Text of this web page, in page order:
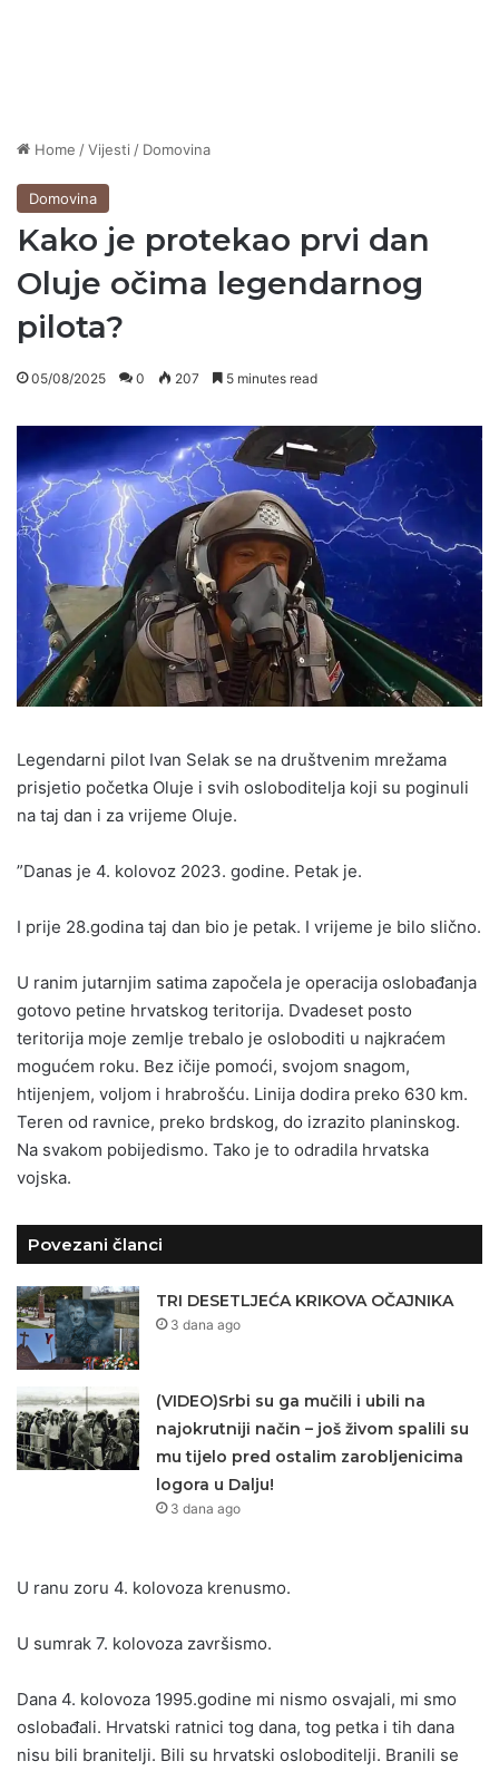
Home /Vijesti / Domovina
Domovina
Kako je protekao prvi dan
Oluje očima legendarnog
pilota?
05/08/2025 0 207 5 minutes read
Legendarni pilot Ivan Selak se na društvenim mrežama
prisjetio početka Oluje i svih osloboditelja koji su poginuli
na taj dan i za vrijeme Oluje.
”Danas je 4. kolovoz 2023. godine. Petak je.
I prije 28.godina taj dan bio je petak. I vrijeme je bilo slično.
U ranim jutarnjim satima započela je operacija oslobađanja
gotovo petine hrvatskog teritorija. Dvadeset posto
teritorija moje zemlje trebalo je osloboditi u najkraćem
mogućem roku. Bez ičije pomoći, svojom snagom,
htijenjem, voljom i hrabrošću. Linija dodira preko 630 km.
Teren od ravnice, preko brdskog, do izrazito planinskog.
Na svakom pobijedismo. Tako je to odradila hrvatska
vojska.
Povezani članci
TRI DESETLJEĆA KRIKOVA OČAJNIKA
3 dana ago
(VIDEO)Srbi su ga mučili i ubili na
najokrutniji način – još živom spalili su
mu tijelo pred ostalim zarobljenicima
logora u Dalju!
3 dana ago
U ranu zoru 4. kolovoza krenusmo.
U sumrak 7. kolovoza završismo.
Dana 4. kolovoza 1995.godine mi nismo osvajali, mi smo
oslobađali. Hrvatski ratnici tog dana, tog petka i tih dana
nisu bili branitelji. Bili su hrvatski osloboditelji. Branili se